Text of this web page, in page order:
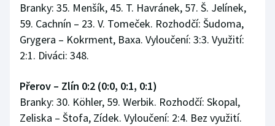
Branky: 35. Menšík, 45. T. Havránek, 57. Š. Jelínek,
59. Cachnín – 23. V. Tomeček. Rozhodčí: Šudoma,
Grygera – Kokrment, Baxa. Vyloučení: 3:3. Využití:
2:1. Diváci: 348.
Přerov – Zlín 0:2 (0:0, 0:1, 0:1)
Branky: 30. Köhler, 59. Werbik. Rozhodčí: Skopal,
Zeliska – Štofa, Zídek. Vyloučení: 2:4. Bez využití.